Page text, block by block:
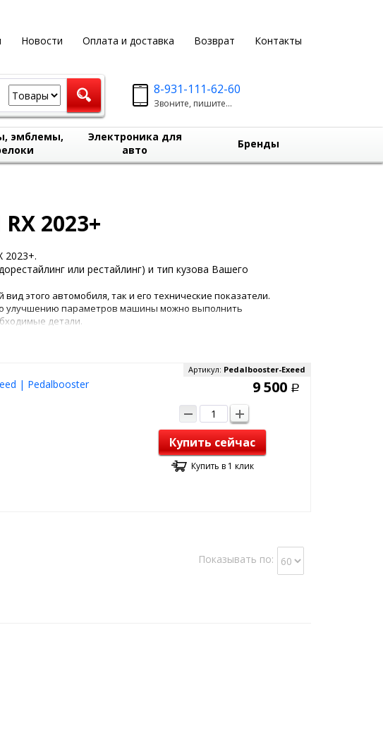
Новости Оплата и доставка Возврат Контакты
8-931-111-62-60
Звоните, пишите...
эмблемы,
Электроника для
авто
Бренды
2023+
2023+.
или рестайлинг) и тип кузова Вашего
этого автомобиля, так и его технические показатели.
улучшению параметров машины можно выполнить
детали.
| Pedalbooster
Артикул: Pedalbooster-Exeed
9 500 Р
Купить сейчас
Купить в 1 клик
Показывать по: